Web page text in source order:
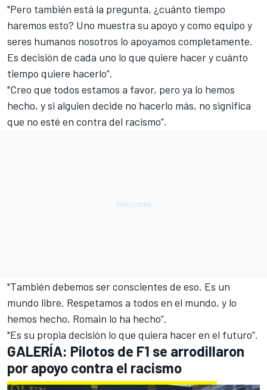
"Pero también está la pregunta, ¿cuánto tiempo
haremos esto? Uno muestra su apoyo y como equipo y
seres humanos nosotros lo apoyamos completamente.
Es decisión de cada uno lo que quiere hacer y cuánto
tiempo quiere hacerlo”.
"Creo que todos estamos a favor, pero ya lo hemos
hecho, y si alguien decide no hacerlo más, no significa
que no esté en contra del racismo”.
"También debemos ser conscientes de eso. Es un
mundo libre. Respetamos a todos en el mundo, y lo
hemos hecho, Romain lo ha hecho”.
"Es su propia decisión lo que quiera hacer en el futuro”.
GALERÍA: Pilotos de F1 se arrodillaron
por apoyo contra el racismo